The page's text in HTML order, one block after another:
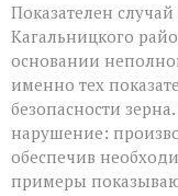
Показателен
Кагальницкого
основании
именно тех
безопасности
нарушение:
обеспечив
примеры